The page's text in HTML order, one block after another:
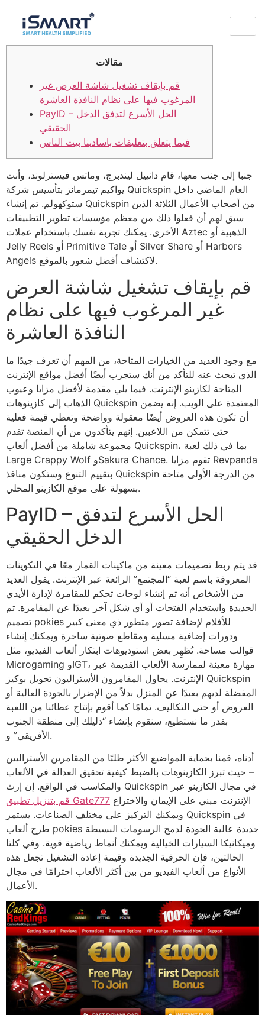
مقالات
قم بإيقاف تشغيل شاشة العرض غير
المرغوب فيها على نظام النافذة العاشرة
PayID – الحل الأسرع لتدفق الدخل
الحقيقي
فيما يتعلق بتعليقات باسادينا بيت الناس
جنبا إلى جنب معها، قام دانييل ليندبرج، وماتس فيسترلوند، وأنت
يواكيم تيمرمانز بتأسيس شركة Quickspin العام الماضي داخل
ستوكهولم. تم إنشاء Quickspin من أصحاب الأعمال الثلاثة الذين
سبق لهم أن فعلوا ذلك من معظم مؤسسات تطوير التطبيقات
الأخرى. يمكنك تجربة نفسك باستخدام عملات Aztec الذهبية أو
Jelly Reels أو Primitive Tale أو Silver Share أو Harbors
Angels لاكتشاف أفضل شعور بالموقع.
قم بإيقاف تشغيل شاشة العرض
غير المرغوب فيها على نظام
النافذة العاشرة
مع وجود العديد من الخيارات المتاحة، من المهم أن تعرف جيدًا ما
الذي تبحث عنه للتأكد من أنك ستجرب أيضًا أفضل مواقع الإنترنت
المتاحة لكازينو الإنترنت. فيما يلي مقدمة لأفضل مزايا وعيوب
الذهاب إلى كازينوهات Quickspin المعتمدة على الويب. إنه يضمن
أن تكون هذه العروض أيضًا معقولة وواضحة وتعطي قيمة فعلية
حتى تتمكن من اللاعبين. إنهم يتأكدون من أن المنصة تقدم
مجموعة شاملة من أفضل ألعاب Quickspin، بما في ذلك لعبة
Large Crappy Wolf وSakura Chance. تقوم مزايا Revpanda
بتقييم التنوع وستكون منافذ Quickspin من الدرجة الأولى متاحة
بسهولة على موقع الكازينو المحلي.
PayID – الحل الأسرع لتدفق
الدخل الحقيقي
قد يتم ربط تصميمات معينة من ماكينات القمار معًا في التكوينات
المعروفة باسم لعبة “المجتمع” الرائعة عبر الإنترنت. يقول العديد
من الأشخاص أنه تم إنشاء لوحات تحكم للمقامرة لإدارة الأيدي
الجديدة واستخدام الفتحات أو أي شكل آخر بعيدًا عن المقامرة. تم
تصميم pokies للأفلام لإضافة تصور متطور ذي معنى كبير
ودورات إضافية مسلية ومقاطع صوتية ساحرة ويمكنك إنشاء
قوالب مساحة. تُظهِر بعض استوديوهات ابتكار ألعاب الفيديو، مثل
Microgaming وIGT، مهارة معينة لممارسة الألعاب القديمة عبر
الإنترنت. يحاول المقامرون الأستراليون تحويل بوكيز Quickspin
المفضلة لديهم بعيدًا عن المنزل بدلاً من الإضرار بالجودة العالية أو
العروض أو حتى التكاليف. تمامًا كما أقوم بإنتاج عطائنا من اللعبة
بقدر ما نستطيع، سنقوم بإنشاء “دليلك إلى منطقة الجنوب
الأفريقي” و.
أدناه، قمنا بحماية المواضيع الأكثر طلبًا من المقامرين الأستراليين
– حيث تبرز الكازينوهات بالضبط كيفية تحقيق العدالة في الألعاب
والمكاسب في الواقع. إن إرث Quickspin في مجال الكازينو عبر
قم بتنزيل تطبيق Gate777
ويمكنك التركيز على مختلف الصناعات. يستمر Quickspin في
طرح ألعاب pokies جديدة عالية الجودة لدمج الرسومات البسيطة
وميكانيكا السيارات الخيالية ويمكنك أنماط رياضية قوية. وفي كلتا
الحالتين، فإن الحرفية الجديدة وقيمة إعادة التشغيل تجعل هذه
الأنواع من ألعاب الفيديو من بين أكثر الألعاب احترامًا في مجال
الأعمال.